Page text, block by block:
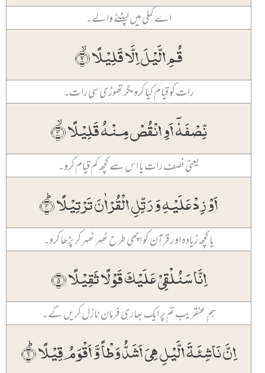
اے کملی میں لپٹنے والے۔
قُمِ الَّیۡلَ اِلَّا قَلِیۡلًا ۙ﴿۲﴾
رات کو قیام کیا کرو مگر تھوڑی سی رات۔
نِّصۡفَہٗۤ اَوِ انۡقُصۡ مِنۡہُ قَلِیۡلًا ۙ﴿۳﴾
یعنی نصف رات یا اس سے کچھ کم قیام کرو۔
اَوۡ زِدۡ عَلَیۡہِ وَ رَتِّلِ الۡقُرۡاٰنَ تَرۡتِیۡلًا ؕ﴿۴﴾
یا کچھ زیادہ اور قرآن کو اچھی طرح ٹھہر ٹھہر کر پڑھا کرو۔
اِنَّا سَنُلۡقِیۡ عَلَیۡکَ قَوۡلًا ثَقِیۡلًا ﴿۵﴾
ہم عنقریب تم پر ایک بھاری فرمان نازل کریں گے۔
اِنَّ نَاشِئَۃَ الَّیۡلِ ہِیَ اَشَدُّ وَطۡاً وَّ اَقۡوَمُ قِیۡلًا ؕ﴿۶﴾